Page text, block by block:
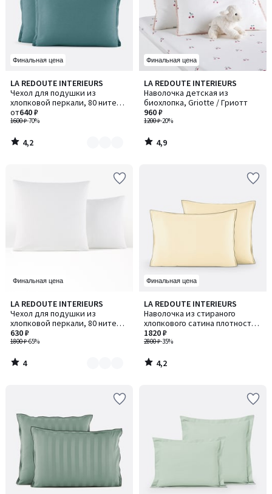
Финальная цена
LA REDOUTE INTERIEURS
Чехол для подушки из
хлопковой перкали, 80 нитей/
см², Scenario / Сценарио
1600 ₽-70%
от640 ₽
4,2
/ 5
Количество
цветов:
4
4,2
/
Финальная цена
LA REDOUTE INTERIEURS
Наволочка детская из
биохлопка, Griotte / Гриотт
1200 ₽-20%
960 ₽
4,9
/ 5
4,9
/
Финальная цена
LA REDOUTE INTERIEURS
Чехол для подушки из
хлопковой перкали, 80 нитей/
см², Scénario / Сценарио
1800 ₽-65%
630 ₽
4
/
5
Количество
цветов:
3
4
/
Финальная цена
LA REDOUTE INTERIEURS
Наволочка из стираного
хлопкового сатина плотностью
118 нитей/см², Victor / Виктор
2800 ₽-35%
1820 ₽
4,2
/ 5
4,2
/